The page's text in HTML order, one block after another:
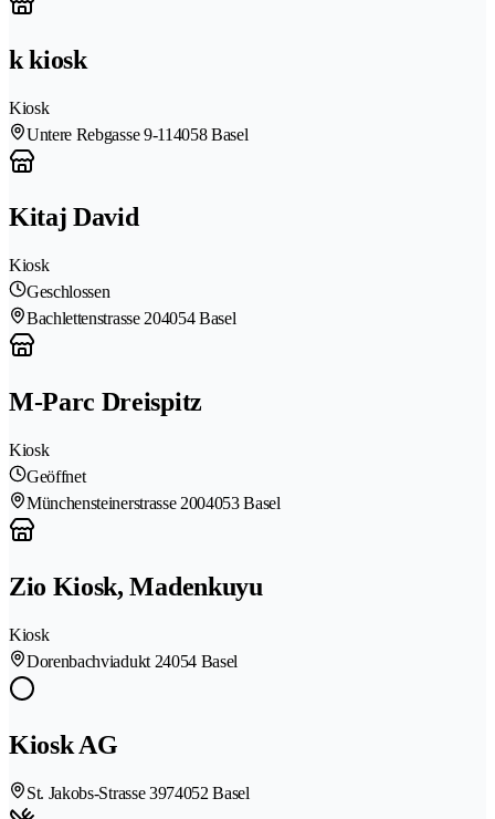
k kiosk
Kiosk
Untere Rebgasse 9-114058 Basel
Kitaj David
Kiosk
Geschlossen
Bachlettenstrasse 204054 Basel
M-Parc Dreispitz
Kiosk
Geöffnet
Münchensteinerstrasse 2004053 Basel
Zio Kiosk, Madenkuyu
Kiosk
Dorenbachviadukt 24054 Basel
Kiosk AG
St. Jakobs-Strasse 3974052 Basel